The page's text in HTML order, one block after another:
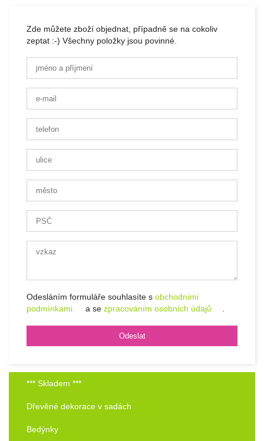
Zde můžete zboží objednat, případně se na cokoliv
zeptat :-) Všechny položky jsou povinné.
Odesláním formuláře souhlasíte s obchodními
podmínkami
a se zpracováním osobních údajů .
*** Skladem ***
Dřevěné dekorace v sadách
Bedýnky